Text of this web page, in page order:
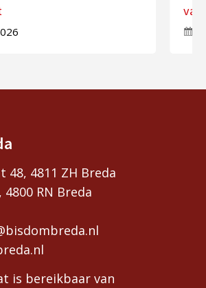
van
4811 ZH Breda
RN Breda
is bereikbaar van